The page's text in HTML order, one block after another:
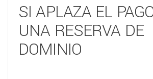
SI APLAZA EL
UNA RESERVA DE
DOMINIO